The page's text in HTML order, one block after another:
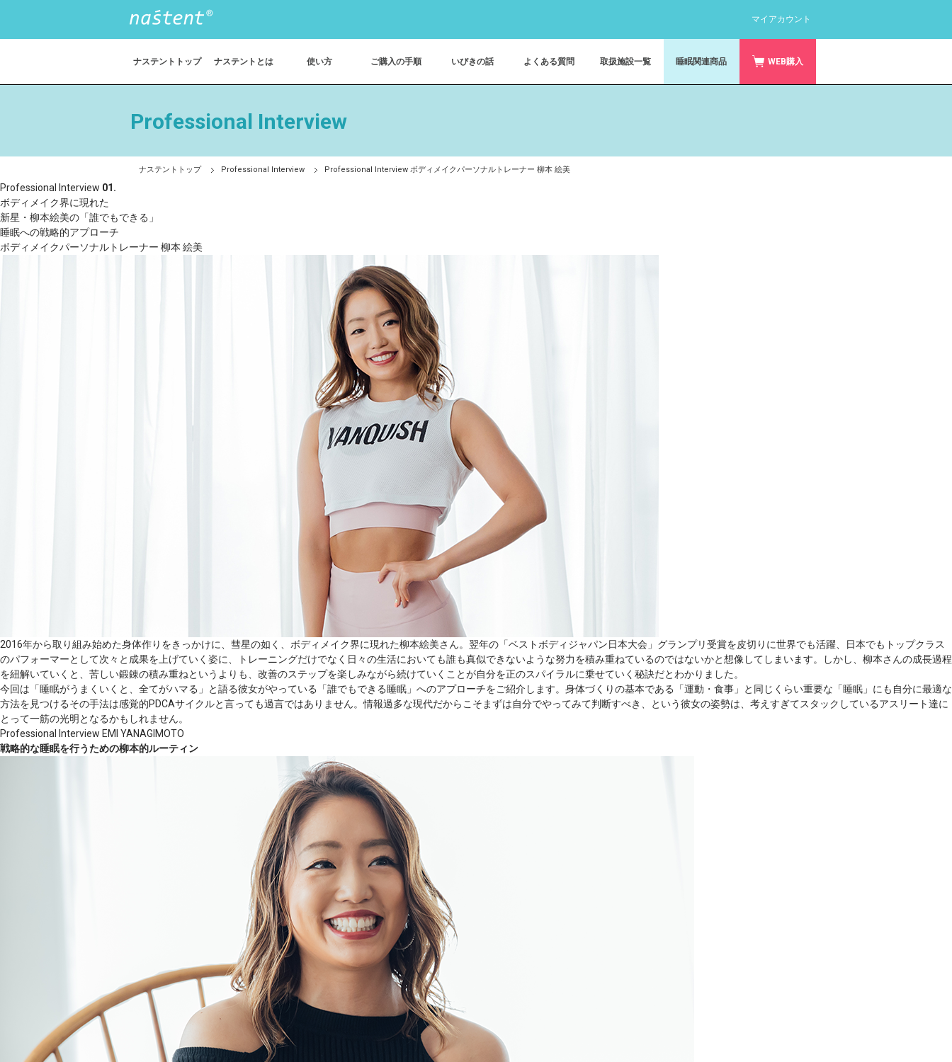
マイアカウント
ナステントトップ ナステントとは 使い方 ご購入の手順 いびきの話 よくある質問 取扱施設一覧 睡眠関連商品 WEB購入
Professional Interview
ナステントトップ Professional Interview Professional Interview ボディメイクパーソナルトレーナー 柳本 絵美
Professional Interview 01.
ボディメイク界に現れた
新星・柳本絵美の「誰でもできる」
睡眠への戦略的アプローチ
ボディメイクパーソナルトレーナー 柳本 絵美
2016年から取り組み始めた身体作りをきっかけに、彗星の如く、ボディメイク界に現れた柳本絵美さん。翌年の「ベストボディジャパン日本大会」グランプリ受賞を皮切りに世界でも活躍、日本でもトップクラス
のパフォーマーとして次々と成果を上げていく姿に、トレーニングだけでなく日々の生活においても誰も真似できないような努力を積み重ねているのではないかと想像してしまいます。しかし、柳本さんの成長過程
を紐解いていくと、苦しい鍛錬の積み重ねというよりも、改善のステップを楽しみながら続けていくことが自分を正のスパイラルに乗せていく秘訣だとわかりました。
今回は「睡眠がうまくいくと、全てがハマる」と語る彼女がやっている「誰でもできる睡眠」へのアプローチをご紹介します。身体づくりの基本である「運動・食事」と同じくらい重要な「睡眠」にも自分に最適な
方法を見つけるその手法は感覚的PDCAサイクルと言っても過言ではありません。情報過多な現代だからこそまずは自分でやってみて判断すべき、という彼女の姿勢は、考えすぎてスタックしているアスリート達に
とって一筋の光明となるかもしれません。
Professional Interview EMI YANAGIMOTO
戦略的な睡眠を行うための柳本的ルーティン